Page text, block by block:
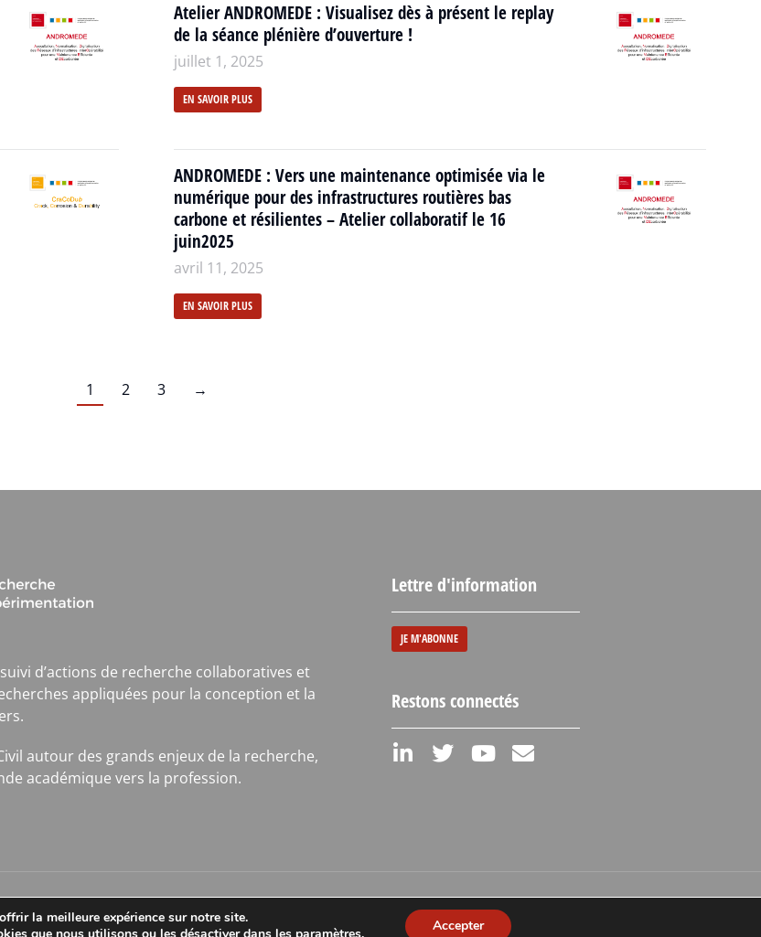
Atelier ANDROMEDE : Visualisez dès à présent le replay
de la séance plénière d’ouverture !
juillet 1, 2025
EN SAVOIR PLUS
ANDROMEDE : Vers une maintenance optimisée via le
numérique pour des infrastructures routières bas
carbone et résilientes – Atelier collaboratif le 16
juin2025
avril 11, 2025
EN SAVOIR PLUS
1 2 3 →
d’actions de recherche collaboratives et
appliquées pour la conception et la
autour des grands enjeux de la recherche,
académique vers la profession.
Lettre d'information
JE M'ABONNE
Restons connectés
la meilleure expérience sur notre site.
Accepter